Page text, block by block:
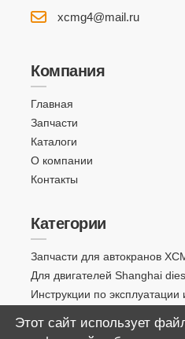
xcmg4@mail.ru
Компания
Главная
Запчасти
Каталоги
О компании
Контакты
Категории
Запчасти для автокранов
Для двигателей Shanghai
Инструкции по эксплуатации
Этот сайт использует